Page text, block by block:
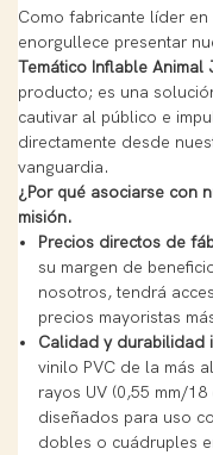
Como fabricante líder
enorgullece presentar
Temático Inflable Animal
producto; es una
cautivar al público e
directamente desde
vanguardia.
¿Por qué asociarse con
misión.
Precios directos de
su margen de
nosotros, tendrá
precios mayoristas
Calidad y durabilidad
vinilo PVC de la más
rayos UV (0,55 mm/
diseñados para uso
dobles o cuádruples